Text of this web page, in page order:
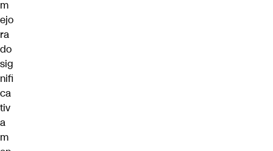
m
ejo
ra
do
sig
nifi
ca
tiv
a
m